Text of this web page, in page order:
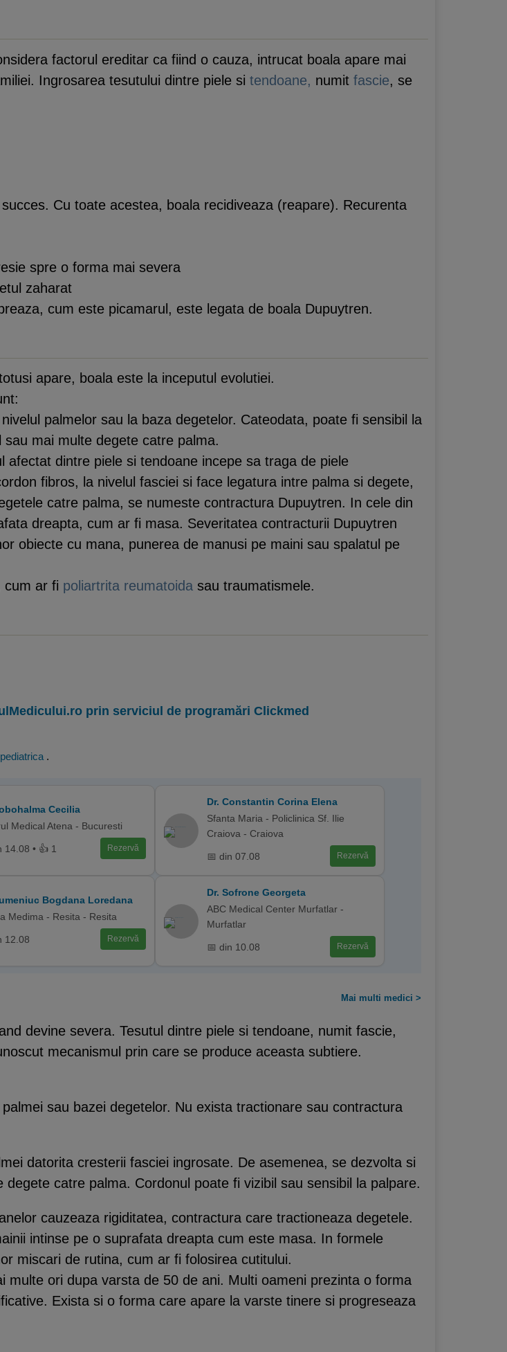
factorul ereditar ca fiind o cauza, intrucat boala apare mai
Ingrosarea tesutului dintre piele si tendoane, numit fascie, se
Cu toate acestea, boala recidiveaza (reapare). Recurenta
spre o forma mai severa
zaharat
cum este picamarul, este legata de boala Dupuytren.
apare, boala este la inceputul evolutiei.
palmelor sau la baza degetelor. Cateodata, poate fi sensibil la
mai multe degete catre palma.
dintre piele si tendoane incepe sa traga de piele
fibros, la nivelul fasciei si face legatura intre palma si degete,
catre palma, se numeste contractura Dupuytren. In cele din
dreapta, cum ar fi masa. Severitatea contracturii Dupuytren
obiecte cu mana, punerea de manusi pe maini sau spalatul pe
cum ar fi poliartrita reumatoida sau traumatismele.
prin serviciul de programări Clickmed
.
Cecilia
Medical Atena - Bucuresti
14.08 • 👍 1 Rezervă
Dr. Constantin Corina Elena
Sfanta Maria - Policlinica Sf. Ilie
Craiova - Craiova
📅 din 07.08 Rezervă
Bogdana Loredana
Medima - Resita - Resita
12.08 Rezervă
Dr. Sofrone Georgeta
ABC Medical Center Murfatlar -
Murfatlar
📅 din 10.08 Rezervă
Mai multi medici >
devine severa. Tesutul dintre piele si tendoane, numit fascie,
mecanismul prin care se produce aceasta subtiere.
sau bazei degetelor. Nu exista tractionare sau contractura
datorita cresterii fasciei ingrosate. De asemenea, se dezvolta si
catre palma. Cordonul poate fi vizibil sau sensibil la palpare.
cauzeaza rigiditatea, contractura care tractioneaza degetele.
intinse pe o suprafata dreapta cum este masa. In formele
miscari de rutina, cum ar fi folosirea cutitului.
multe ori dupa varsta de 50 de ani. Multi oameni prezinta o forma
Exista si o forma care apare la varste tinere si progreseaza